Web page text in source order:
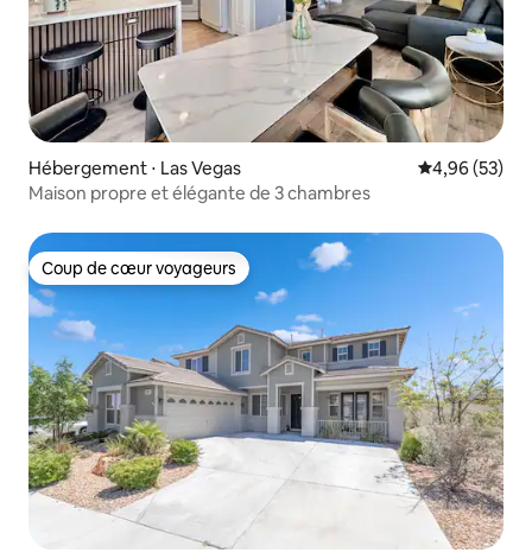
Hébergement ⋅ Las Vegas Évaluation
4,96 (53)
Maison propre et élégante de 3 chambres
Coup de cœur voyageurs
Coup de cœur voyageurs